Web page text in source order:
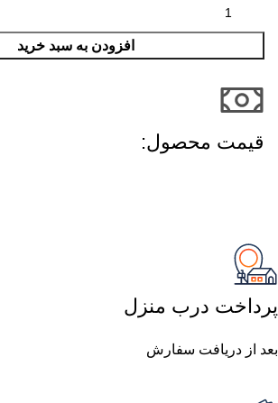
افزودن به سبد خرید
قیمت محصول:​
پرداخت درب منزل
بعد از دریافت سفارش